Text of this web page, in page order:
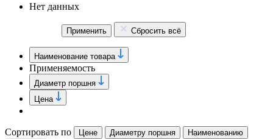
Нет данных
Применить Сбросить всё
Наименование товара
Применяемость
Диаметр поршня
Цена
Сортировать по Цене Диаметру поршня
Наименованию